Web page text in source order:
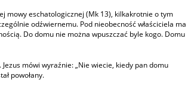
mowy eschatologicznej (Mk 13), kilkakrotnie o tym
odźwiernemu. Pod nieobecność właściciela ma
Do domu nie można wpuszczać byle kogo. Domu
mówi wyraźnie: „Nie wiecie, kiedy pan domu
powołany.